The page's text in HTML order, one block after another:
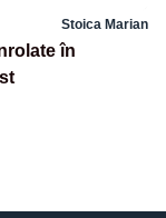
Stoica Marian
în